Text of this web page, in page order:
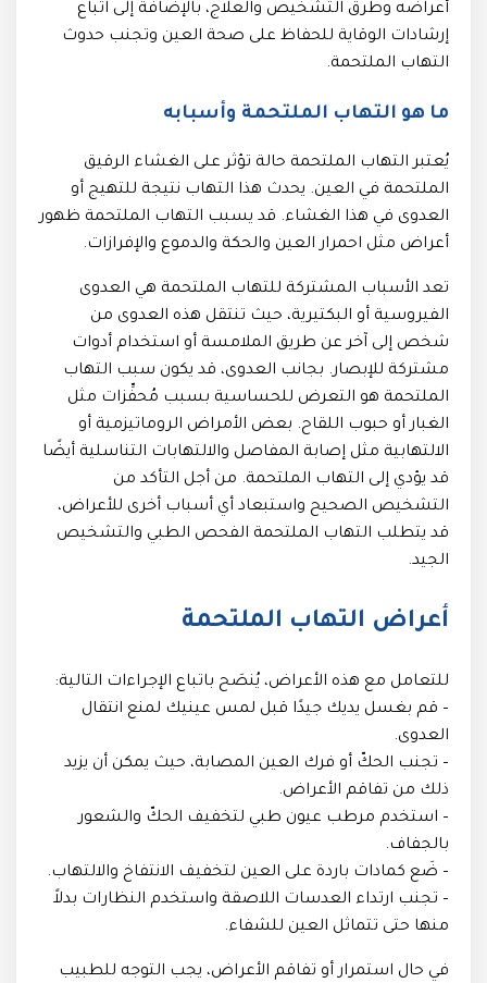
أعراضه وطرق التشخيص والعلاج، بالإضافة إلى اتباع
إرشادات الوقاية للحفاظ على صحة العين وتجنب حدوث
التهاب الملتحمة.
ما هو التهاب الملتحمة وأسبابه
يُعتبر التهاب الملتحمة حالة تؤثر على الغشاء الرقيق
الملتحمة في العين. يحدث هذا التهاب نتيجة للتهيج أو
العدوى في هذا الغشاء. قد يسبب التهاب الملتحمة ظهور
أعراض مثل احمرار العين والحكة والدموع والإفرازات.
تعد الأسباب المشتركة للتهاب الملتحمة هي العدوى
الفيروسية أو البكتيرية، حيث تنتقل هذه العدوى من
شخص إلى آخر عن طريق الملامسة أو استخدام أدوات
مشتركة للإبصار. بجانب العدوى، قد يكون سبب التهاب
الملتحمة هو التعرض للحساسية بسبب مُحفِّزات مثل
الغبار أو حبوب اللقاح. بعض الأمراض الروماتيزمية أو
الالتهابية مثل إصابة المفاصل والالتهابات التناسلية أيضًا
قد يؤدي إلى التهاب الملتحمة. من أجل التأكد من
التشخيص الصحيح واستبعاد أي أسباب أخرى للأعراض،
قد يتطلب التهاب الملتحمة الفحص الطبي والتشخيص
الجيد.
أعراض التهاب الملتحمة
للتعامل مع هذه الأعراض، يُنصَح باتباع الإجراءات التالية:
– قم بغسل يديك جيدًا قبل لمس عينيك لمنع انتقال
العدوى.
– تجنب الحكّ أو فرك العين المصابة، حيث يمكن أن يزيد
ذلك من تفاقم الأعراض.
– استخدم مرطب عيون طبي لتخفيف الحكّ والشعور
بالجفاف.
– ضَع كمادات باردة على العين لتخفيف الانتفاخ والالتهاب.
– تجنب ارتداء العدسات اللاصقة واستخدم النظارات بدلاً
منها حتى تتماثل العين للشفاء.
في حال استمرار أو تفاقم الأعراض، يجب التوجه للطبيب